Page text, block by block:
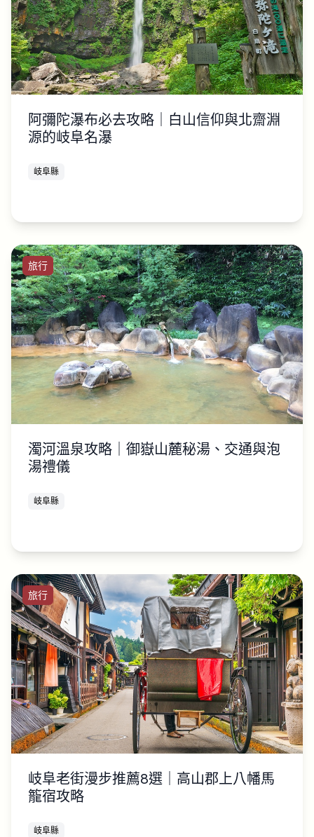
阿彌陀瀑布必去攻略｜白山信仰與北齋淵
源的岐阜名瀑
岐阜縣
旅行
濁河溫泉攻略｜御嶽山麓秘湯、交通與泡
湯禮儀
岐阜縣
旅行
岐阜老街漫步推薦8選｜高山郡上八幡馬
籠宿攻略
岐阜縣